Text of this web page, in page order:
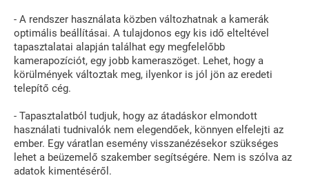
- A rendszer használata közben változhatnak a kamerák
optimális beállításai. A tulajdonos egy kis idő elteltével
tapasztalatai alapján találhat egy megfelelőbb
kamerapozíciót, egy jobb kameraszöget. Lehet, hogy a
körülmények változtak meg, ilyenkor is jól jön az eredeti
telepítő cég.
- Tapasztalatból tudjuk, hogy az átadáskor elmondott
használati tudnivalók nem elegendőek, könnyen elfelejti az
ember. Egy váratlan esemény visszanézésekor szükséges
lehet a beüzemelő szakember segítségére. Nem is szólva az
adatok kimentéséről.